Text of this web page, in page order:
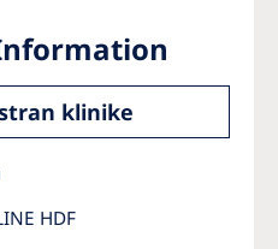
klinike
HDF